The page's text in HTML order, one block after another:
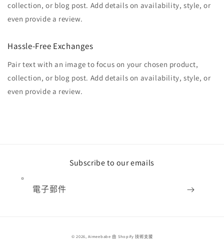
collection, or blog post. Add details on availability, style, or
even provide a review.
Hassle-Free Exchanges
Pair text with an image to focus on your chosen product,
collection, or blog post. Add details on availability, style, or
even provide a review.
Subscribe to our emails
電子郵件
© 2026,Aimeebabe 由 Shopify 技術支援